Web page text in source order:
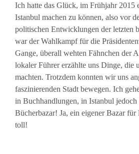
Ich hatte das Glück, im Frühjahr 2015
Istanbul machen zu können, also vor
politischen Entwicklungen der letzten
war der Wahlkampf für die
Gange, überall wehten Fähnchen der
lokaler Führer erzählte uns Dinge, die
machten. Trotzdem konnten wir uns
faszinierenden Stadt bewegen. Ich
in Buchhandlungen, in Istanbul
Bücherbazar! Ja, ein eigener Bazar
toll!